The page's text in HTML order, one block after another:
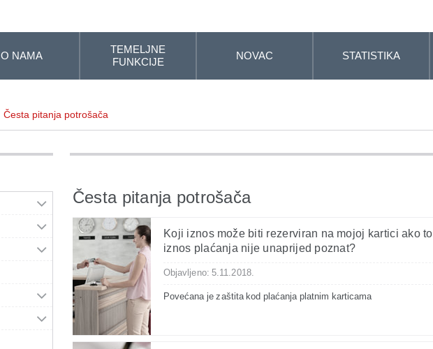
O NAMA
TEMELJNE
FUNKCIJE
NOVAC STATISTIKA
Česta pitanja potrošača
Česta pitanja potrošača
Koji iznos može biti rezerviran na mojoj kartici ako
iznos plaćanja nije unaprijed poznat?
Objavljeno: 5.11.2018.
Povećana je zaštita kod plaćanja platnim karticama